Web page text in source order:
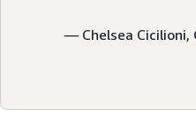
— Chelsea Cicilioni,